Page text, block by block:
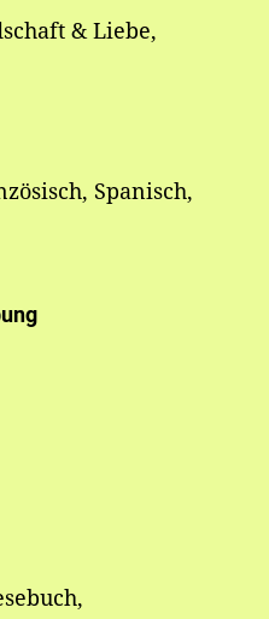
& Liebe,
Spanisch,